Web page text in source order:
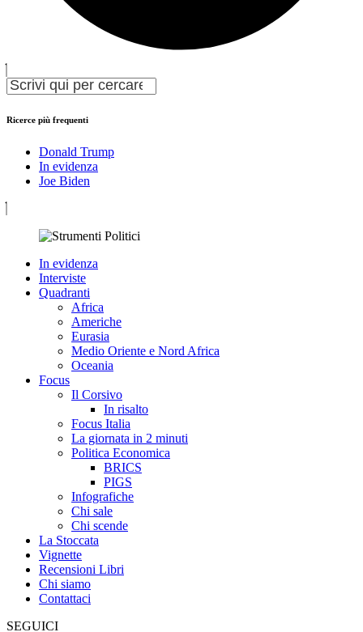
Ricerce più frequenti
Donald Trump
In evidenza
Joe Biden
In evidenza
Interviste
Quadranti
Africa
Americhe
Eurasia
Medio Oriente e Nord Africa
Oceania
Focus
Il Corsivo
In risalto
Focus Italia
La giornata in 2 minuti
Politica Economica
BRICS
PIGS
Infografiche
Chi sale
Chi scende
La Stoccata
Vignette
Recensioni Libri
Chi siamo
Contattaci
SEGUICI